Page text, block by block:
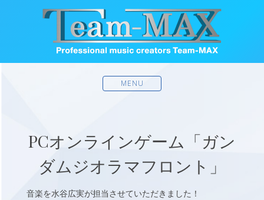
MENU
PCオンラインゲーム「ガン
ダムジオラマフロント」
音楽を水谷広実が担当させていただきました！